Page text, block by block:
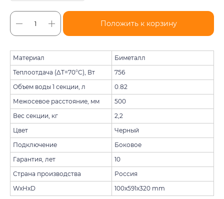
Положить к корзину
Материал
Биметалл
Теплоотдача (ΔT=70°C), Вт
756
Объем воды 1 секции, л
0.82
Межосевое расстояние, мм
500
Вес секции, кг
2,2
Цвет
Черный
Подключение
Боковое
Гарантия, лет
10
Страна производства
Россия
WxHxD
100x591x320 mm